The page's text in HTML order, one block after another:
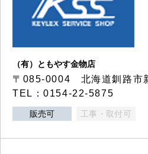
（有）ともやす金物店
〒085-0004 北海道釧路市
TEL：0154-22-5875
販売可 工事・取付可